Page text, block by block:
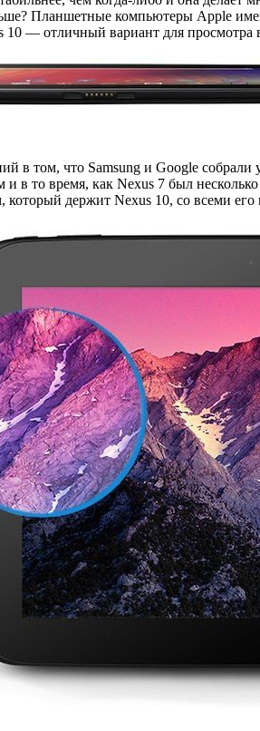
Планшетные компьютеры Apple
— отличный вариант для просмотра
в том, что Samsung и Google
в то время, как Nexus 7 был
который держит Nexus 10, со всеми его